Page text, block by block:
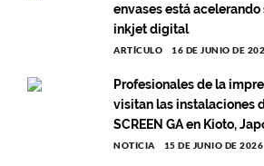
envases está
inkjet digital
ARTÍCULO 16 DE JUNIO DE
Profesionales de la
visitan las instalaciones
SCREEN GA en Kioto,
NOTICIA 15 DE JUNIO DE 2026